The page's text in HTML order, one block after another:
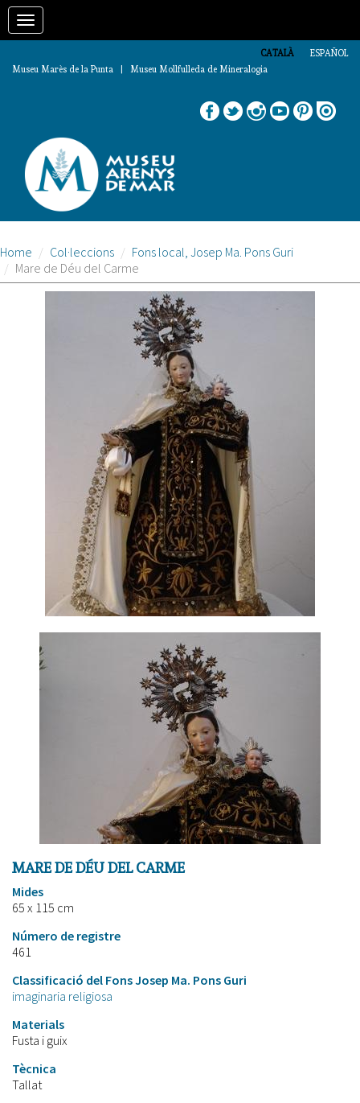
Vés
contingutToggle
ESPAÑOL
CATALÀ
Museu Marès de la Punta | Museu Mollfulleda de Mineralogia
Home Col·leccions
Fons local, Josep Ma. Pons Guri
Mare de Déu del Carme
MARE DE DÉU DEL CARME
Mides
65 x 115 cm
Número de registre
461
Classificació del Fons Josep Ma. Pons Guri
imaginaria religiosa
Materials
Fusta i guix
Tècnica
Tallat